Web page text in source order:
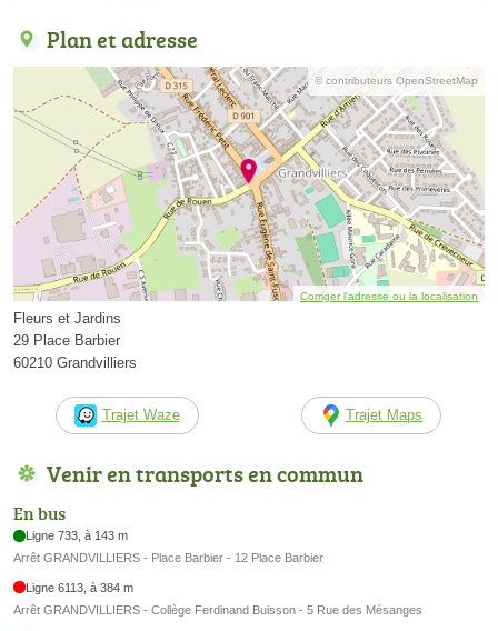
Plan et adresse
© contributeurs OpenStreetMap
Corriger l’adresse ou la localisation
Fleurs et Jardins
29 Place Barbier
60210 Grandvilliers
Trajet Waze Trajet Maps
Venir en transports en commun
En bus
Ligne 733, à 143 m
Arrêt GRANDVILLIERS - Place Barbier - 12 Place Barbier
Ligne 6113, à 384 m
Arrêt GRANDVILLIERS - Collège Ferdinand Buisson - 5 Rue des Mésanges